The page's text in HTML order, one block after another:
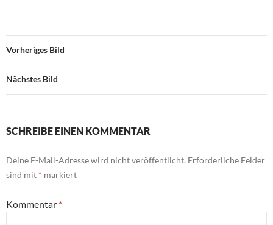
Vorheriges Bild
Nächstes Bild
SCHREIBE EINEN KOMMENTAR
Deine E-Mail-Adresse wird nicht veröffentlicht. Erforderliche Felder
sind mit * markiert
Kommentar *